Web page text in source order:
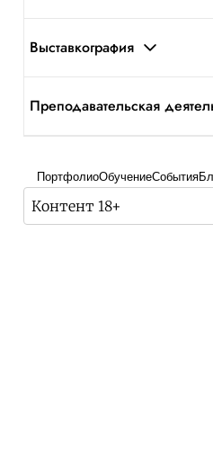
Выставкография
Преподавательская
ПортфолиоОбучениеСобытия
Контент 18+